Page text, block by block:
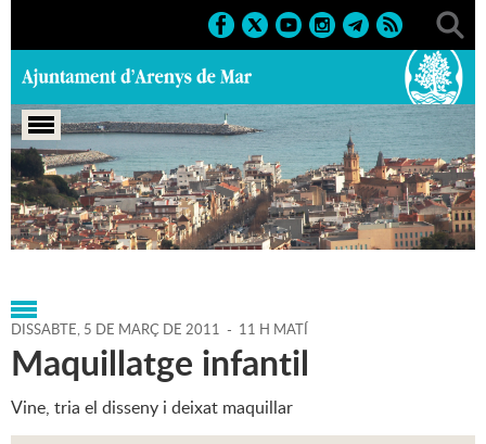
Portada > Agenda > 05-03-
2011 > Marcs > Culturals > 2011 > Carnaval
DISSABTE, 5 DE MARÇ DE 2011 - 11 H MATÍ
Maquillatge infantil
Vine, tria el disseny i deixat maquillar